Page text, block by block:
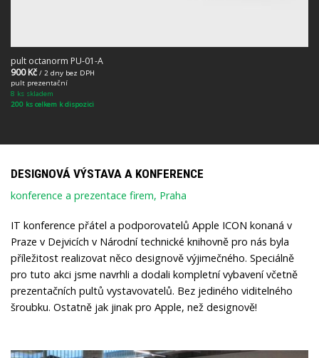
pult octanorm PU-01-A
900Kč / 2 dny bez DPH
pult prezentační
8 ks skladem
200 ks celkem k dispozici
DESIGNOVÁ VÝSTAVA A KONFERENCE
konference a prezentace firem, Praha
IT konference přátel a podporovatelů Apple ICON konaná v
Praze v Dejvicích v Národní technické knihovně pro nás byla
příležitost realizovat něco designově výjimečného. Speciálně
pro tuto akci jsme navrhli a dodali kompletní vybavení včetně
prezentačních pultů vystavovatelů. Bez jediného viditelného
šroubku. Ostatně jak jinak pro Apple, než designově!